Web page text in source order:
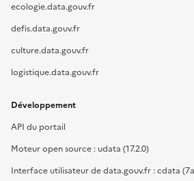
ecologie.data.gouv.fr
defis.data.gouv.fr
culture.data.gouv.fr
logistique.data.gouv.fr
Développement
API du portail
Moteur open source : udata (17.2.0)
Interface utilisateur de data.gouv.fr : cdata